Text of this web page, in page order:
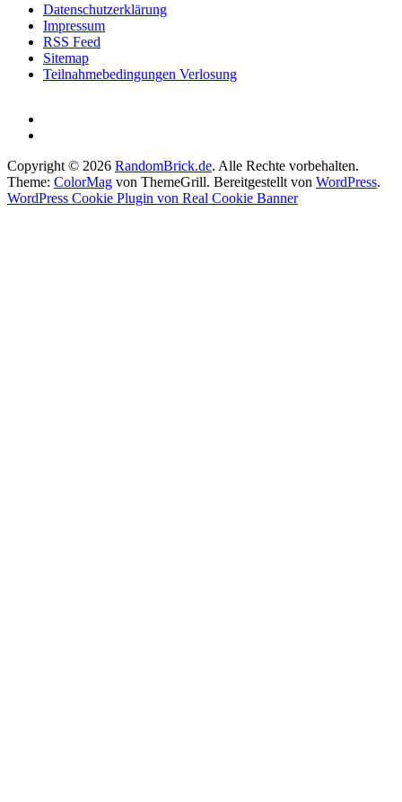
Datenschutzerklärung
Impressum
RSS Feed
Sitemap
Teilnahmebedingungen Verlosung
Copyright © 2026 RandomBrick.de. Alle Rechte vorbehalten.
Theme: ColorMag von ThemeGrill. Bereitgestellt von WordPress.
WordPress Cookie Plugin von Real Cookie Banner